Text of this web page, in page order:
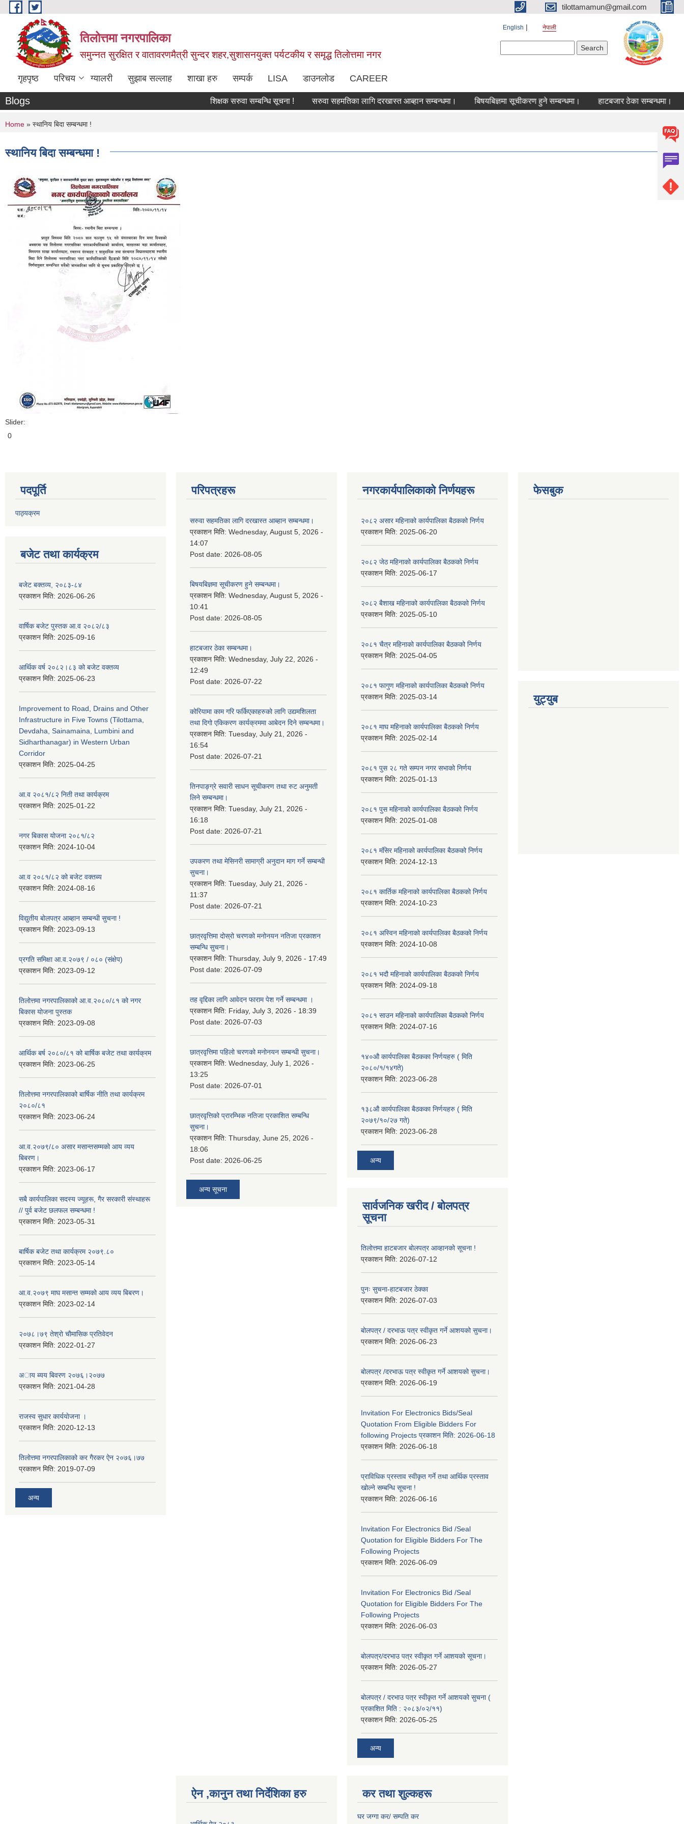
Skip to main content tilottamamun@gmail.com
तिलोत्तमा नगरपालिका
समुन्नत सुरक्षित र वातावरणमैत्री सुन्दर शहर,सुशासनयुक्त पर्यटकीय र समृद्ध तिलाेत्तमा नगर
English नेपाली
गृहपृष्ठ परिचय ग्यालरी सुझाब सल्लाह शाखा हरु सम्पर्क LISA डाउनलोड CAREER
Blogs शिक्षक सरुवा सम्बन्धि सूचना ! सरुवा सहमतिका लागि दरखास्त आब्हान सम्बन्धमा। बिषयबिज्ञमा सूचीकरण हुने सम्बन्धमा। हाटबजार ठेका सम्बन्धमा।
You are here
Home » स्थानिय बिदा सम्बन्धमा !
स्थानिय बिदा सम्बन्धमा !
Slider:
0
पदपूर्ति
पाठ्यक्रम
बजेट तथा कार्यक्रम
बजेट बक्तव्य, २०८३-८४
प्रकाशन मिति: 2026-06-26
वार्षिक बजेट पुस्तक आ.व २०८२/८३
प्रकाशन मिति: 2025-09-16
आर्थिक वर्ष २०८२।८३ को बजेट वक्तव्य
प्रकाशन मिति: 2025-06-23
Improvement to Road, Drains and Other
Infrastructure in Five Towns (Tilottama,
Devdaha, Sainamaina, Lumbini and
Sidharthanagar) in Western Urban
Corridor
प्रकाशन मिति: 2025-04-25
आ.व २०८१/८२ निती तथा कार्यक्रम
प्रकाशन मिति: 2025-01-22
नगर बिकास योजना २०८१/८२
प्रकाशन मिति: 2024-10-04
आ.व २०८१/८२ को बजेट वक्तब्य
प्रकाशन मिति: 2024-08-16
विद्युतीय बोलपत्र आब्हान सम्बन्धी सुचना !
प्रकाशन मिति: 2023-09-13
प्रगति समिक्षा आ.व.२०७९ / ०८० (संक्षेप)
प्रकाशन मिति: 2023-09-12
तिलोत्तमा नगरपालिकाको आ.व.२०८०/८१ को नगर
बिकास योजना पुस्तक
प्रकाशन मिति: 2023-09-08
आर्थिक बर्ष २०८०/८१ को बार्षिक बजेट तथा कार्यक्रम
प्रकाशन मिति: 2023-06-25
तिलोत्तमा नगरपालिकाको बार्षिक नीति तथा कार्यक्रम
२०८०/८१
प्रकाशन मिति: 2023-06-24
आ.व.२०७९/८० असार मसान्तसम्मको आय व्यय
बिबरण।
प्रकाशन मिति: 2023-06-17
सबै कार्यपालिका सदस्य ज्यूहरू, गैर सरकारी संस्थाहरू
// पुर्व बजेट छलफल सम्बन्धमा !
प्रकाशन मिति: 2023-05-31
बार्षिक बजेट तथा कार्यक्रम २०७९.८०
प्रकाशन मिति: 2023-05-14
आ.व.२०७९ माघ मसान्त सम्मको आय व्यय बिबरण।
प्रकाशन मिति: 2023-02-14
२०७८।७९ तेश्राे चाैमासिक प्रतिवेदन
प्रकाशन मिति: 2022-01-27
अाय ब्यय बिवरण २०७६।२०७७
प्रकाशन मिति: 2021-04-28
राजस्व सुधार कार्ययाेजना ।
प्रकाशन मिति: 2020-12-13
तिलोत्तमा नगरपालिकाको कर गैरकर ऐन २०७६।७७
प्रकाशन मिति: 2019-07-09
अन्य
परिपत्रहरू
सरुवा सहमतिका लागि दरखास्त आब्हान सम्बन्धमा।
प्रकाशन मिति: Wednesday, August 5, 2026 -
14:07
Post date: 2026-08-05
बिषयबिज्ञमा सूचीकरण हुने सम्बन्धमा।
प्रकाशन मिति: Wednesday, August 5, 2026 -
10:41
Post date: 2026-08-05
हाटबजार ठेका सम्बन्धमा।
प्रकाशन मिति: Wednesday, July 22, 2026 -
12:49
Post date: 2026-07-22
कोरियामा काम गरि फर्किएकाहरुको लागि उद्यमशिलता
तथा दिगो एकिकरण कार्यक्रममा आबेदन दिने सम्बन्धमा।
प्रकाशन मिति: Tuesday, July 21, 2026 -
16:54
Post date: 2026-07-21
तिनपाङ्ग्रे सवारी साधन सूचीकरण तथा रुट अनुमती
लिने सम्बन्धमा।
प्रकाशन मिति: Tuesday, July 21, 2026 -
16:18
Post date: 2026-07-21
उपकरण तथा मेसिनरी सामाग्री अनुदान माग गर्ने सम्बन्धी
सुचना।
प्रकाशन मिति: Tuesday, July 21, 2026 -
11:37
Post date: 2026-07-21
छात्रवृत्तिमा दोस्रो चरणको मनोनयन नतिजा प्रकाशन
सम्बन्धि सुचना।
प्रकाशन मिति: Thursday, July 9, 2026 - 17:49
Post date: 2026-07-09
तह वृद्दिका लागि आवेदन फाराम पेश गर्ने सम्बन्धमा ।
प्रकाशन मिति: Friday, July 3, 2026 - 18:39
Post date: 2026-07-03
छात्रवृत्तिमा पहिलो चरणको मनोनयन सम्बन्धी सुचना।
प्रकाशन मिति: Wednesday, July 1, 2026 -
13:25
Post date: 2026-07-01
छात्रवृत्तिको प्रारम्भिक नतिजा प्रकाशित सम्बन्धि
सुचना।
प्रकाशन मिति: Thursday, June 25, 2026 -
18:06
Post date: 2026-06-25
अन्य सूचना
नगरकार्यपालिकाकाे निर्णयहरू
२०८२ असार महिनाको कार्यपालिका बैठकको निर्णय
प्रकाशन मिति: 2025-06-20
२०८२ जेठ महिनाको कार्यपालिका बैठकको निर्णय
प्रकाशन मिति: 2025-06-17
२०८२ बैशाख महिनाको कार्यपालिका बैठकको निर्णय
प्रकाशन मिति: 2025-05-10
२०८१ चैत्र महिनाको कार्यपालिका बैठकको निर्णय
प्रकाशन मिति: 2025-04-05
२०८१ फागुण महिनाको कार्यपालिका बैठकको निर्णय
प्रकाशन मिति: 2025-03-14
२०८१ माघ महिनाको कार्यपालिका बैठकको निर्णय
प्रकाशन मिति: 2025-02-14
२०८१ पुस २८ गते सम्प‍न नगर सभाको निर्णय
प्रकाशन मिति: 2025-01-13
२०८१ पुस महिनाको कार्यपालिका बैठकको निर्णय
प्रकाशन मिति: 2025-01-08
२०८१ मंसिर महिनाको कार्यपालिका बैठकको निर्णय
प्रकाशन मिति: 2024-12-13
२०८१ कार्तिक महिनाको कार्यपालिका बैठकको निर्णय
प्रकाशन मिति: 2024-10-23
२०८१ अस्विन महिनाको कार्यपालिका बैठकको निर्णय
प्रकाशन मिति: 2024-10-08
२०८१ भदौ महिनाको कार्यपालिका बैठकको निर्णय
प्रकाशन मिति: 2024-09-18
२०८१ साउन महिनाको कार्यपालिका बैठकको निर्णय
प्रकाशन मिति: 2024-07-16
१४०औ कार्यपालिका बैठकका निर्णयहरु ( मिति
२०८०/१/१४गते)
प्रकाशन मिति: 2023-06-28
१३८औ कार्यपालिका बैठकका निर्णयहरु ( मिति
२०७९/१०/२७ गते)
प्रकाशन मिति: 2023-06-28
अन्य
सार्वजनिक खरीद / बोलपत्र
सूचना
तिलोत्तमा हाटबजार बोलपत्र आव्हानको सूचना !
प्रकाशन मिति: 2026-07-12
पुनः सुचना-हाटबजार ठेक्का
प्रकाशन मिति: 2026-07-03
बोलपत्र / दरभाऊ पत्र स्वीकृत गर्ने आशयको सुचना।
प्रकाशन मिति: 2026-06-23
बोलपत्र /दरभाऊ पत्र स्वीकृत गर्ने आशयको सुचना।
प्रकाशन मिति: 2026-06-19
Invitation For Electronics Bids/Seal
Quotation From Eligible Bidders For
following Projects प्रकाशन मिति: 2026-06-18
प्रकाशन मिति: 2026-06-18
प्राविधिक प्रस्ताव स्वीकृत गर्ने तथा आर्थिक प्रस्ताव
खोल्ने सम्बन्धि सूचना !
प्रकाशन मिति: 2026-06-16
Invitation For Electronics Bid /Seal
Quotation for Eligible Bidders For The
Following Projects
प्रकाशन मिति: 2026-06-09
Invitation For Electronics Bid /Seal
Quotation for Eligible Bidders For The
Following Projects
प्रकाशन मिति: 2026-06-03
बोलपत्र/दरभाउ पत्र स्वीकृत गर्ने आशयको सूचना।
प्रकाशन मिति: 2026-05-27
बोलपत्र / दरभाउ पत्र स्वीकृत गर्ने आशयको सुचना (
प्रकाशित मिति : २०८३/०२/११)
प्रकाशन मिति: 2026-05-25
अन्य
फेसबुक
युट्युब
ऐन ,कानुन तथा निर्देशिका हरु कर तथा शुल्कहरू
घर जग्गा कर/ सम्पति कर